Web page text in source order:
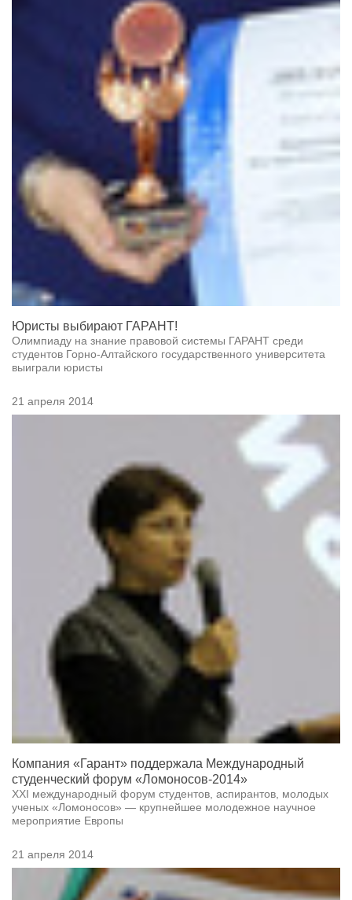
Юристы выбирают ГАРАНТ!
Олимпиаду на знание правовой системы ГАРАНТ среди
студентов Горно-Алтайского государственного университета
выиграли юристы
21 апреля 2014
Компания «Гарант» поддержала Международный
студенческий форум «Ломоносов-2014»
XXI международный форум студентов, аспирантов, молодых
ученых «Ломоносов» — крупнейшее молодежное научное
мероприятие Европы
21 апреля 2014